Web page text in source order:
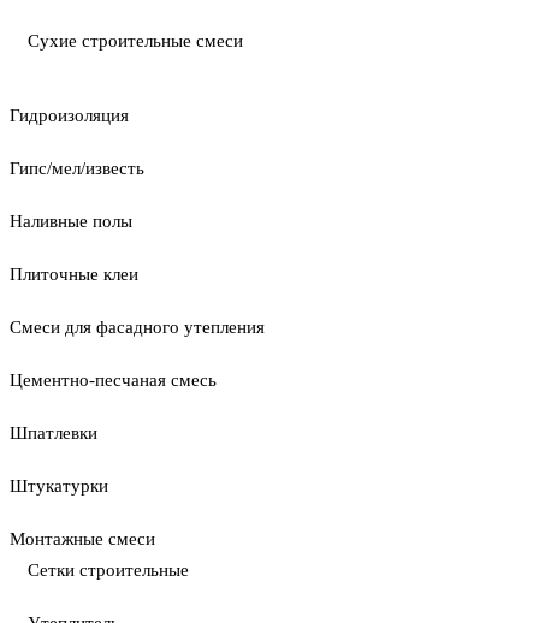
Сухие строительные смеси
Гидроизоляция
Гипс/мел/известь
Наливные полы
Плиточные клеи
Смеси для фасадного утепления
Цементно-песчаная смесь
Шпатлевки
Штукатурки
Монтажные смеси
Сетки строительные